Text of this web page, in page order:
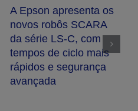
A Epson apresenta os
novos robôs SCARA
da série LS-C, com
tempos de ciclo mais
rápidos e segurança
avançada